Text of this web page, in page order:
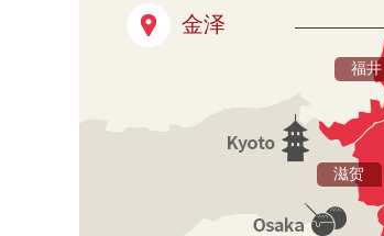
滋贺
福井
金泽